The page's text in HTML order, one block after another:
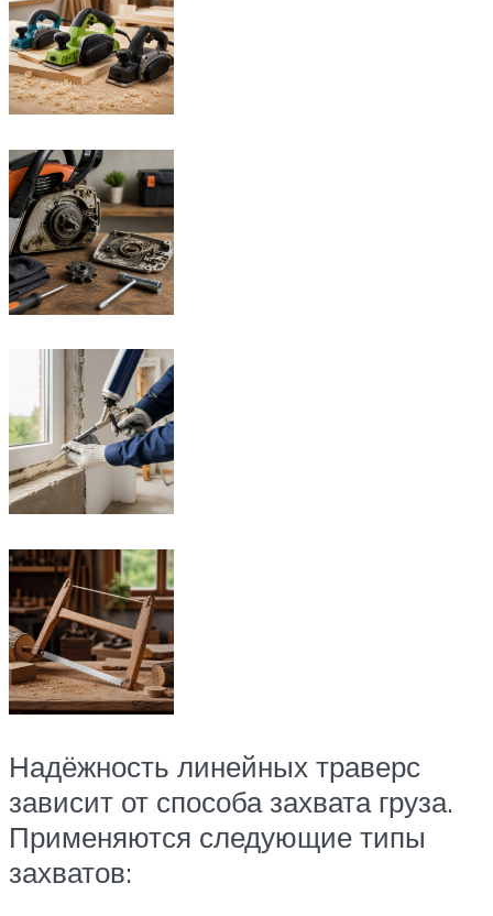
Надёжность линейных траверс
зависит от способа захвата груза.
Применяются следующие типы
захватов: